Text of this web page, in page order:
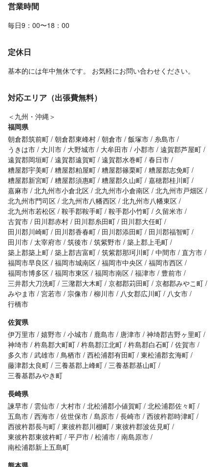
営業時間
毎日9：00〜18：00
定休日
基本的には年中無休です。 お気軽にお問い合わせください。
対応エリア（出張費無料）
＜九州・沖縄＞
福岡県
朝倉郡筑前町 朝倉郡東峰村 朝倉市 飯塚市
糸島市
うきは市
大川市 大野城市 大牟田市 小郡市 遠賀郡芦屋町
遠賀郡岡垣町 遠賀郡遠賀町 遠賀郡水巻町 春日市
糟屋郡宇美町 糟屋郡粕屋町 糟屋郡篠栗町 糟屋郡志免町
糟屋郡新宮町 糟屋郡須惠町 糟屋郡久山町 嘉穂郡桂川町
嘉麻市 北九州市小倉北区 北九州市小倉南区 北九州市戸畑区
北九州市門司区 北九州市八幡西区 北九州市八幡東区
北九州市若松区 鞍手郡鞍手町 鞍手郡小竹町
久留米市
古賀市
田川郡赤村 田川郡糸田町
田川郡大任町
田川郡川崎町
田川郡香春町 田川郡添田町
田川郡福智町
田川市
太宰府市 筑後市 筑紫野市 築上郡上毛町
築上郡築上町 築上郡吉富町 筑紫郡那珂川町 中間市 直方市
福岡市早良区 福岡市城南区 福岡市中央区 福岡市西区
福岡市博多区 福岡市東区 福岡市南区 福津市
豊前市
三井郡大刀洗町 三潴郡大木町 京都郡苅田町 京都郡みやこ町
みやま市 宮若市 宗像市 柳川市 八女郡広川町
八女市
行橋市
佐賀県
伊万里市 嬉野市 小城市 鹿島市 唐津市 神埼郡吉野ヶ里町
神埼市 杵島郡大町町 杵島郡江北町 杵島郡白石町 佐賀市
多久市 武雄市 鳥栖市 西松浦郡有田町 東松浦郡玄海町
藤津郡太良町 三養基郡上峰町 三養基郡基山町
三養基郡みやき町
長崎県
諫早市
雲仙市 大村市 北松浦郡小値賀町 北松浦郡佐々町
五島市 西海市 佐世保市 島原市 長崎市 西彼杵郡時津町
西彼杵郡長与町 東彼杵郡川棚町 東彼杵郡波佐見町
東彼杵郡東彼杵町 平戸市 松浦市 南島原市
南松浦郡新上五島町